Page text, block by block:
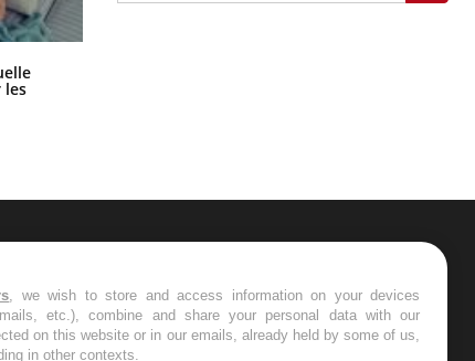
les
semaines les meilleures
, we wish to store and access information on your devices
etc.), combine and share your personal data with our
on this website or in our emails, already held by some of us,
in other contexts.